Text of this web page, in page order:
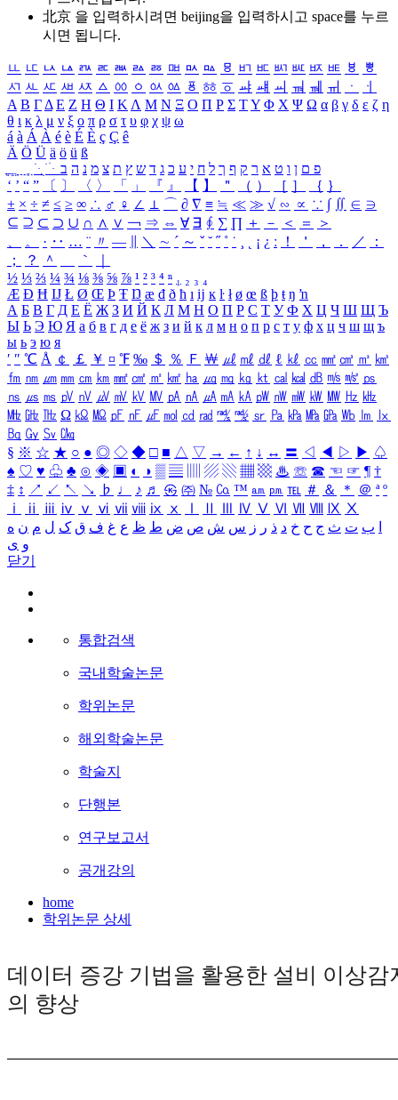
北京 을 입력하시려면 beijing을 입력하시고 space를 누르
시면 됩니다.
ㅥ ㅦ ㅧ ㅨ ㅩ ㅪ ㅫ ㅬ ㅭ ㅮ ㅯ ㅰ ㅱ ㅲ ㅳ ㅴ ㅵ ㅶ ㅷ ㅸ
ㅹ
ㅺ ㅻ ㅼ ㅽ ㅾ ㅿ ㆀ ㆁ ㆂ ㆃ ㆄ ㆅ ㆆ ㆇ ㆈ ㆉ ㆊ ㆋ ㆌ ㆍ
ㆎ
Α Β ΓΔ Ε Ζ Η Θ Ι ΚΛ Μ Ν Ξ Ο Π Ρ Σ ΤΥ Φ Χ Ψ Ω α β γ δ ε ζ η
θ ι κ λ μ ν ξ ο π ρ σ τ υ φ χ ψ ω
á à Á À é è É È ç Ç ê
Ä Ö Ü ä ö ü ß
ִֶֹ ֻּ ׁׂ פ ם ן ו ט א ר ק ף ך ל ח י ע כ ג ד ש ץ ת צ מ נ ה ב
‘ ’ “ ” 〔 〕 〈 〉 「 」 『 』 【 】 ＂ （ ） ［ ］ ｛ ｝
± × ÷ ≠ ≤ ≥ ∞ ∴ ♂ ♀ ∠ ⊥ ⌒ ∂ ∇ ≡ ≒ ≪ ≫ √ ∽ ∝ ∵ ∫ ∬ ∈ ∋
⊆ ⊇ ⊂ ⊃ ∪ ∩ ∧ ∨ ￢ ⇒ ⇔ ∀ ∃ ∮ ∑ ∏ ＋ － ＜ ＝
＞
、
。 · ‥ … ¨ 〃 ― ＼ ∼ ´ ～ ˇ ˘ ˝ ˚ ˙ ¸ ¡ ¿ ː ！ ＇ ， ． ／
：
；
？ ＾ ｀
½ ⅓ ⅔ ¼ ¾ ⅛ ⅜ ⅝ ⅞ ¹ ² ³ ⁴ ⁿ ₁ ₂ ₃ ₄
Æ Ð Ħ Ĳ Ł Ø Œ Þ Ŧ Ŋ æ đ ð ħ ı ĳ ĸ ŀ ł ø œ ß þ ŧ ŋ ŉ
А Б В Г Д Е Ё Ж З И Й К Л М Н О П Р С Т У Ф Х Ц Ч Ш Щ Ъ
Ы Ь Э Ю Я а б в г д е ё ж з и й к л м н о п р с т у ф х ц ч ш щ ъ
ы ь э ю я
′ ″ ℃ Å ￠ ￡ ￥ ¤ ℉ ‰ ＄ ％ Ｆ ￦ ㎕ ㎖ ㎗ ℓ ㎘ ㏄ ㎣ ㎤ ㎥ ㎦
㎙ ㎚ ㎛ ㎜ ㎝ ㎞ ㎟ ㎠ ㎡ ㎢ ㏊ ㎍ ㎎ ㎏ ㏏ ㎈ ㎉ ㏈ ㎧ ㎨ ㎰
㎱ ㎲ ㎳ ㎴ ㎵ ㎶ ㎷ ㎸ ㎹ ㎀ ㎁ ㎂ ㎃ ㎄ ㎺ ㎻ ㎽ ㎾ ㎿ ㎐ ㎑
㎒ ㎓ ㎔ Ω ㏀ ㏁ ㎊ ㎋ ㎌ ㏖ ㏅ ㎭ ㎮ ㎯ ㏛ ㎩ ㎪ ㎫ ㎬ ㏝ ㏐
㏓
㏃ ㏉ ㏜ ㏆
§ ※ ☆ ★ ○ ● ◎ ◇ ◆ □ ■ △ ▽ → ← ↑ ↓ ↔ 〓 ◁ ◀ ▷ ▶ ♤
♠ ♡ ♥ ♧ ♣ ⊙ ◈ ▣ ◐ ◑ ▒ ▤ ▨ ▧ ▦ ▩ ♨ ☏ ☎ ☜ ☞ ¶ †
‡ ↕ ↗ ↙ ↖ ↘ ♭ ♩ ♪ ♬ ㉿ ㈜ № ㏇ ™ ㏂ ㏘ ℡ ＃ ＆ ＊ ＠ ª º
ⅰ
ⅱ ⅲ ⅳ ⅴ ⅵ ⅶ ⅷ ⅸ ⅹ Ⅳ Ⅴ Ⅵ Ⅶ Ⅷ Ⅸ Ⅹ
ب ت ث ج ح خ د ذ ر ز س ش ص ض ط ظ ع غ ف ق ک ل م ن ه
و ی
닫기
통합검색
국내학술논문
학위논문
해외학술논문
학술지
단행본
연구보고서
공개강의
home
학위논문 상세
데이터 증강 기법을 활용한 설비 이상감
의 향상